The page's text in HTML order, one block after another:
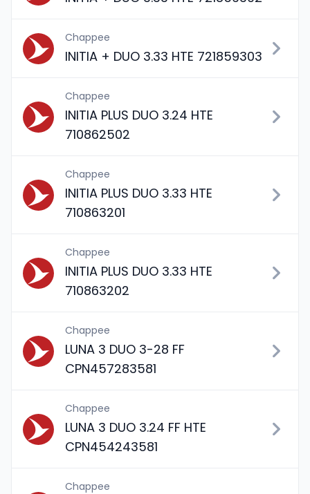
Chappee
INITIA + DUO 3.33 HTE 721859303
Chappee
INITIA PLUS DUO 3.24 HTE
710862502
Chappee
INITIA PLUS DUO 3.33 HTE
710863201
Chappee
INITIA PLUS DUO 3.33 HTE
710863202
Chappee
LUNA 3 DUO 3-28 FF
CPN457283581
Chappee
LUNA 3 DUO 3.24 FF HTE
CPN454243581
Chappee